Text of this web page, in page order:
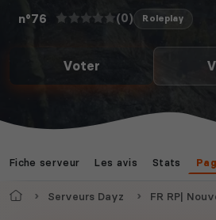
n°76 (0) Roleplay
Voter
Fiche serveur Les avis Stats
AccueilServeurs Dayz FR RP| Nouvelles